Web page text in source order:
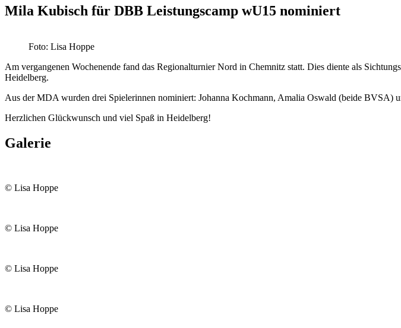
Mila Kubisch für DBB Leistungscamp wU15 nominiert
Foto: Lisa Hoppe
Am vergangenen Wochenende fand das Regionalturnier Nord in Chemnitz statt. Dies diente als
Heidelberg.
Aus der MDA wurden drei Spielerinnen nominiert: Johanna Kochmann, Amalia Oswald (beide BVSA)
Herzlichen Glückwunsch und viel Spaß in Heidelberg!
Galerie
© Lisa Hoppe
© Lisa Hoppe
© Lisa Hoppe
© Lisa Hoppe